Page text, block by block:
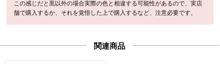
この感じだと黒以外の場合実際の色と相違する可能性があるので、実店
舗で購入するか、それを覚悟した上で購入するなど、注意必要です。
関連商品